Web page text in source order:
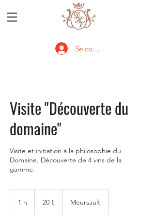
Se connecter
Visite "Découverte du
domaine"
Visite et initiation à la philosophie du
Domaine. Découverte de 4 vins de la
gamme.
1 h 20 € Meursault